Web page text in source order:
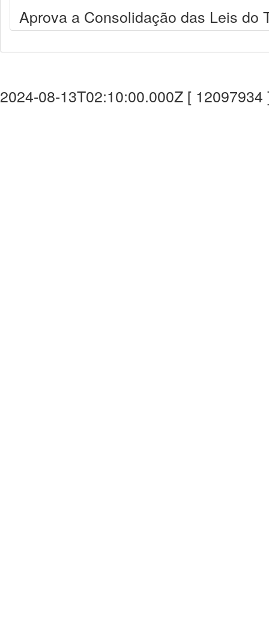
Aprova a Consolidação das Leis do
2024-08-13T02:10:00.000Z [ 12097934